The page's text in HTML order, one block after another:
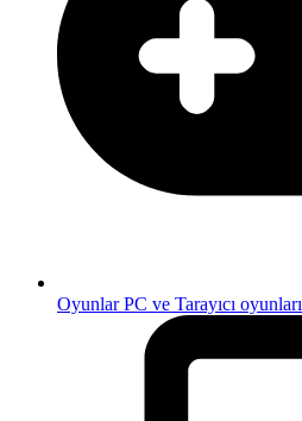
OyunlarPC ve Tarayıcı oyunları